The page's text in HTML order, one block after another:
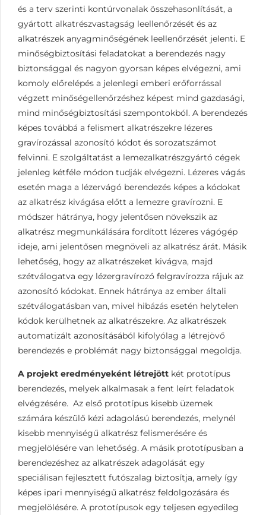
és a terv szerinti kontúrvonalak összehasonlítását, a
gyártott alkatrészvastagság leellenőrzését és az
alkatrészek anyagminőségének leellenőrzését jelenti. E
minőségbiztosítási feladatokat a berendezés nagy
biztonsággal és nagyon gyorsan képes elvégezni, ami
komoly előrelépés a jelenlegi emberi erőforrással
végzett minőségellenőrzéshez képest mind gazdasági,
mind minőségbiztosítási szempontokból. A berendezés
képes továbbá a felismert alkatrészekre lézeres
gravírozással azonosító kódot és sorozatszámot
felvinni. E szolgáltatást a lemezalkatrészgyártó cégek
jelenleg kétféle módon tudják elvégezni. Lézeres vágás
esetén maga a lézervágó berendezés képes a kódokat
az alkatrész kivágása előtt a lemezre gravírozni. E
módszer hátránya, hogy jelentősen növekszik az
alkatrész megmunkálására fordított lézeres vágógép
ideje, ami jelentősen megnöveli az alkatrész árát. Másik
lehetőség, hogy az alkatrészeket kivágva, majd
szétválogatva egy lézergravírozó felgravírozza rájuk az
azonosító kódokat. Ennek hátránya az ember általi
szétválogatásban van, mivel hibázás esetén helytelen
kódok kerülhetnek az alkatrészekre. Az alkatrészek
automatizált azonosításából kifolyólag a létrejövő
berendezés e problémát nagy biztonsággal megoldja.
A projekt eredményeként létrejött két prototípus
berendezés, melyek alkalmasak a fent leírt feladatok
elvégzésére. Az első prototípus kisebb üzemek
számára készülő kézi adagolású berendezés, melynél
kisebb mennyiségű alkatrész felismerésére és
megjelölésére van lehetőség. A másik prototípusban a
berendezéshez az alkatrészek adagolását egy
speciálisan fejlesztett futószalag biztosítja, amely így
képes ipari mennyiségű alkatrész feldolgozására és
megjelölésére. A prototípusok egy teljesen egyedileg